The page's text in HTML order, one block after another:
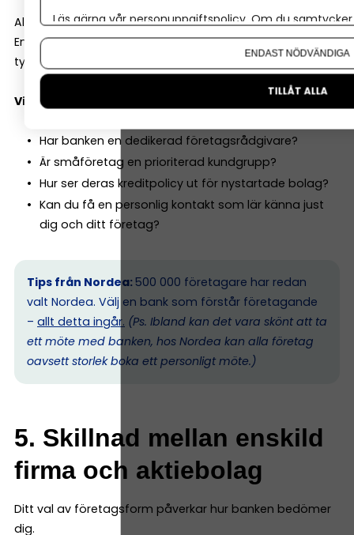
Alla banker är inte lika företagsinriktade.
En del är starka på bolån och privatkunder. Andra har
tydligare fokus på småföretag.
Viktiga frågor att ställa:
Har banken en dedikerad företagsrådgivare?
Är småföretag en prioriterad kundgrupp?
Hur ser deras kreditpolicy ut för nystartade bolag?
Kan du få en personlig kontakt som lär känna just
dig och ditt företag?
Tips från Nordea: 500 000 företagare har redan
valt Nordea. Välj en bank som förstår företagande
– allt detta ingår. (Ps. Ibland kan det vara skönt att ta
ett möte med banken, hos Nordea kan alla företag
oavsett storlek boka ett personligt möte.)
5. Skillnad mellan enskild
firma och aktiebolag
Ditt val av företagsform påverkar hur banken bedömer
dig.
Läs gärna vår personuppgiftspolicy. Om du
Om du vill ändra ditt val i efterhand hittar du den
ENDAST NÖDVÄNDIGA
TILLÅT ALLA